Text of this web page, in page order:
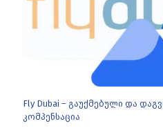
Fly Dubai – გაუქმებული და
კომპენსაცია